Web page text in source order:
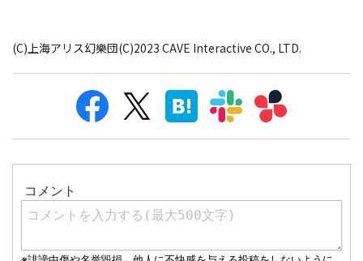
(C)上海アリス幻樂団(C)2023 CAVE Interactive CO., LTD.